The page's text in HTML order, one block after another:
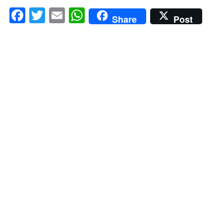
Facebook
Twitter
EmailWhatsApp
Share Post